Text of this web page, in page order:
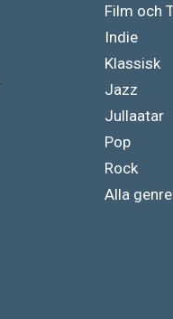
Film och
Indie
Klassisk
Jazz
Jullaatar
Pop
Rock
Alla